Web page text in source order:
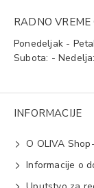
RADNO
Ponedeljak -
Subota: -
INFORMACIJE
O OLIVA
Informacije o